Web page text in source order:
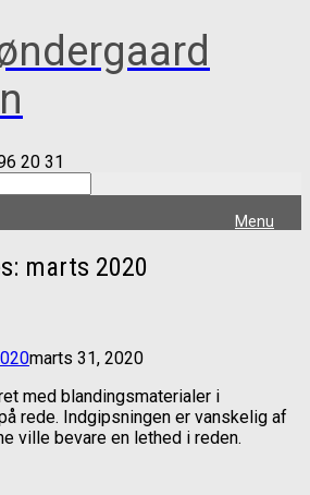
20 31
Menu
marts 2020
marts 31, 2020
med blandingsmaterialer i
rede. Indgipsningen er vanskelig af
ville bevare en lethed i reden.